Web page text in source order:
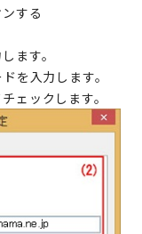
する
ます。
を入力します。
ェックします。